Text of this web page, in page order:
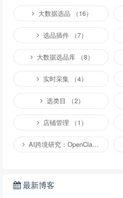
大数据选品 （16）
选品插件 （7）
大数据选品库 （8）
实时采集 （4）
选类目 （2）
店铺管理 （1）
AI跨境研究：OpenClaw小龙虾等应用 （4）
最新博客